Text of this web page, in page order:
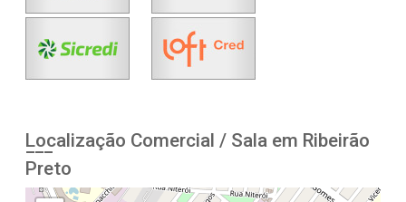
Localização Comercial / Sala em Ribeirão
Preto